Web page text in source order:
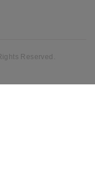
Reserved.